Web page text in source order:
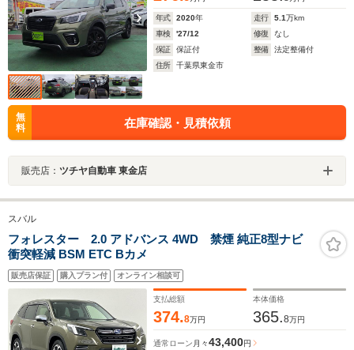
年式 2020年 走行 5.1万km
車検
'27/12 修復
なし
保証
保証付 整備
法定整備付
住所
千葉県東金市
無
料
在庫確認・見積依頼
販売店： ツチヤ自動車 東金店
スバル
フォレスター 2.0 アドバンス 4WD 禁煙 純正8型ナビ
衝突軽減 BSM ETC Bカメ
販売店保証 購入プラン付 オンライン相談可
支払総額
374.8万円
本体価格
365.8万円
通常ローン 月々43,400円